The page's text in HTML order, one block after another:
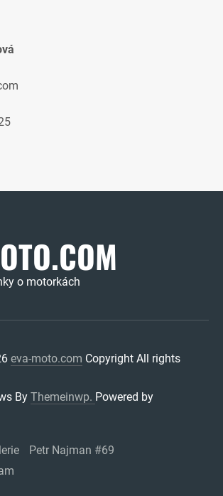
o motorkách
eva-moto.com Copyright All rights
By Themeinwp. Powered by
Petr Najman #69